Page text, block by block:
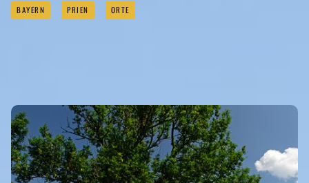
BAYERN PRIEN ORTE